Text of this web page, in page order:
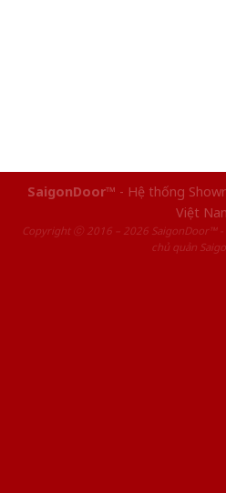
SaigonDoor™ - Hệ thống
Việt
Copyright ⓒ 2016 – 2026 SaigonDoor™
chủ quản